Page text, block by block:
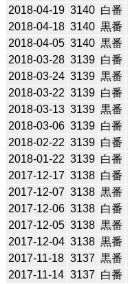
2018-04-19 3140 白番
2018-04-18 3140 黒番
2018-04-05 3140 黒番
2018-03-28 3139 白番
2018-03-24 3139 黒番
2018-03-22 3139 白番
2018-03-13 3139 黒番
2018-03-06 3139 白番
2018-02-22 3139 白番
2018-01-22 3139 白番
2017-12-17 3138 白番
2017-12-07 3138 黒番
2017-12-06 3138 白番
2017-12-05 3138 黒番
2017-12-04 3138 黒番
2017-11-18 3137 黒番
2017-11-14 3137 白番